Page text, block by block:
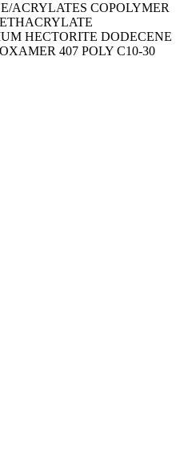
ACRYLATES COPOLYMER
HECTORITE DODECENE
407 POLY C10-30